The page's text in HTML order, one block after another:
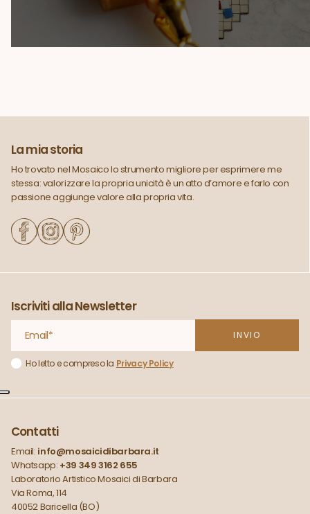
La mia storia
Ho trovato nel Mosaico lo strumento migliore per esprimere me
stessa: valorizzare la propria unicità è un atto d’amore e farlo con
passione aggiunge valore alla propria vita.
Iscriviti alla Newsletter
Ho letto e compreso la Privacy Policy
Contatti
Email: info@mosaicidibarbara.it
Whatsapp: +39 349 3162 655
Laboratorio Artistico Mosaici di Barbara
Via Roma, 114
40052 Baricella (BO)